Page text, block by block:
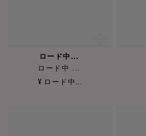
ロード中...
ロード中 ...
¥ ロード中...